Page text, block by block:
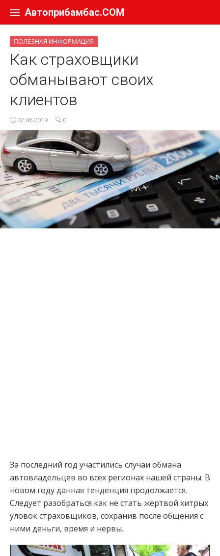
Автоприбамбас.COM
ПОЛЕЗНАЯ ИНФОРМАЦИЯ
Как страховщики
обманывают своих
клиентов
02.06.2019 0
За последний год участились случаи обмана
автовладельцев во всех регионах нашей страны. В
новом году данная тенденция продолжается.
Следует разобраться как не стать жертвой хитрых
уловок страховщиков, сохранив после общения с
ними деньги, время и нервы.